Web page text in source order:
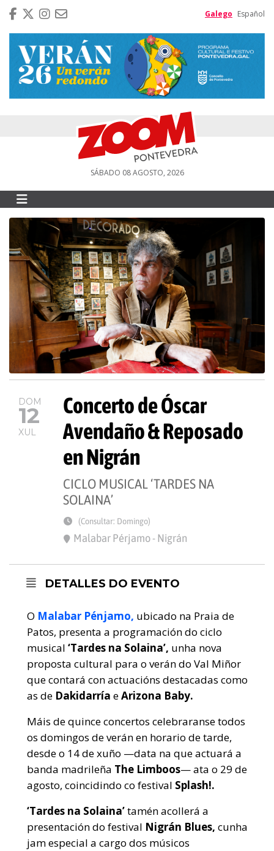
Galego Español
SÁBADO 08 AGOSTO, 2026
DOM
12
XUL
Concerto de Óscar
Avendaño & Reposado
en Nigrán
CICLO MUSICAL ‘TARDES NA
SOLAINA’
(Consultar: Domingo)
Malabar Pérjamo - Nigrán
DETALLES DO EVENTO
O Malabar Pénjamo, ubicado na Praia de
Patos, presenta a programación do ciclo
musical ‘Tardes na Solaina’, unha nova
proposta cultural para o verán do Val Miñor
que contará con actuacións destacadas como
as de Dakidarría eArizona Baby.
Máis de quince concertos celebraranse todos
os domingos de verán en horario de tarde,
desde o 14 de xuño —data na que actuará a
banda madrileña The Limboos— ata o 29 de
agosto, coincidindo co festival Splash!.
‘Tardes na Solaina’tamén acollerá a
presentación do festival Nigrán Blues, cunha
jam especial a cargo dos músicos